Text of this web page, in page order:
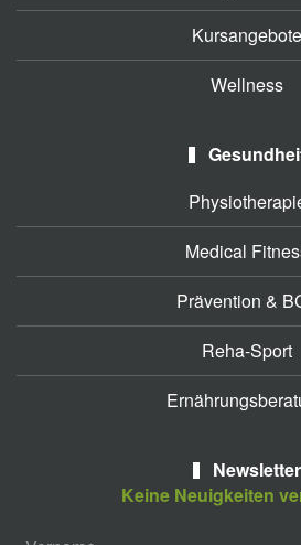
Kursangebote
Wellness
Medical
Prävention &
Reha-Sport
Newsletter
Keine Neuigkeiten